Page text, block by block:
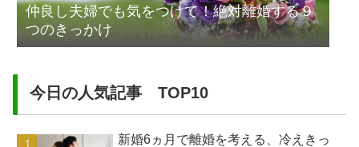
仲良し夫婦でも気をつけて！絶対離婚する９
つのきっかけ
今日の人気記事 TOP10
新婚6ヵ月で離婚を考える、冷えきっ